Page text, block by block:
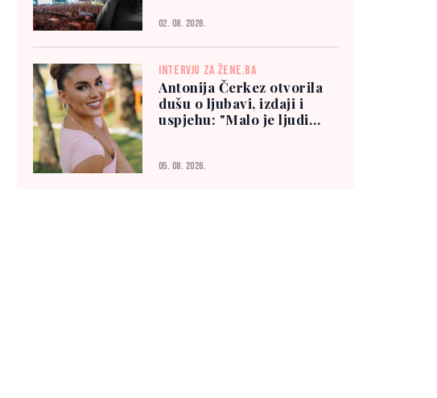
02. 08. 2026.
INTERVJU ZA ŽENE.BA
Antonija Čerkez otvorila
dušu o ljubavi, izdaji i
uspjehu: "Malo je ljudi
05. 08. 2026.